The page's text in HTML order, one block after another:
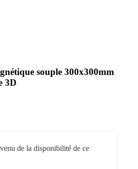
souple 300x300mm
3D
de la disponibilité de ce